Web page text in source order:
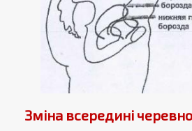
Зміна всередині